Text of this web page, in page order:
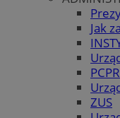
Jak
PCPR
ZUS